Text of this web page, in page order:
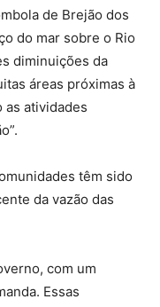
de Brejão dos
do mar sobre o Rio
diminuições da
áreas próximas à
as atividades
têm sido
da vazão das
com um
Essas